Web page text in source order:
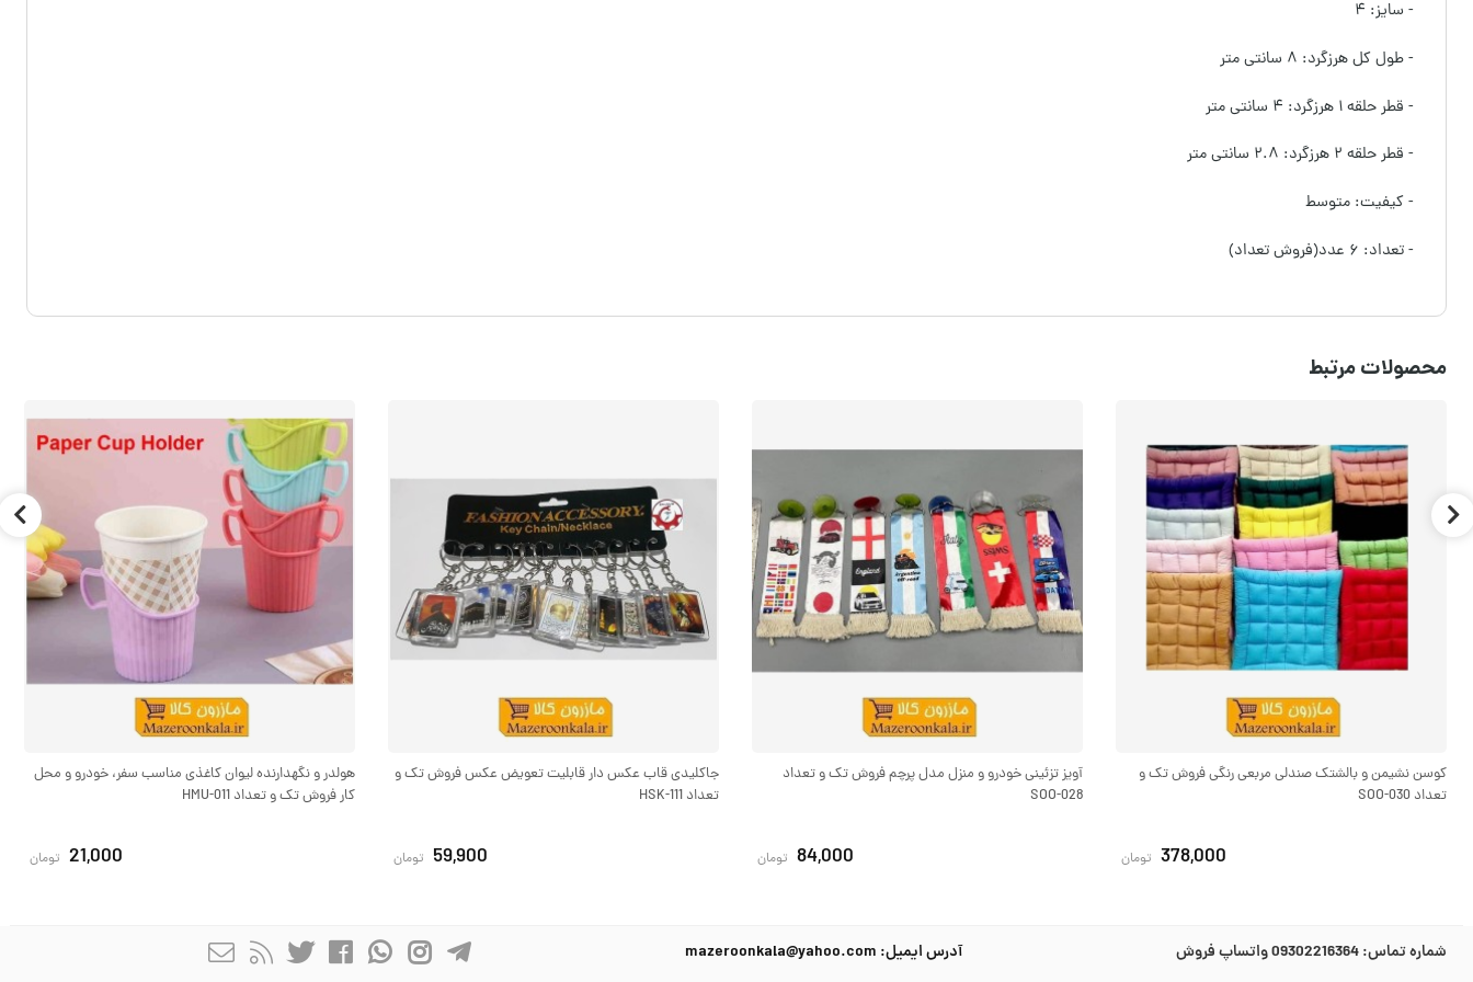
- سایز: ۴
- طول کل هرزگرد: ۸ سانتی متر
- قطر حلقه ۱ هرزگرد: ۴ سانتی متر
- قطر حلقه ۲ هرزگرد: ۲.۸ سانتی متر
- کیفیت: متوسط
- تعداد: ۶ عدد(فروش تعداد)
محصولات مرتبط
کوسن نشیمن و بالشتک صندلی مربعی رنگی فروش تک و
تعداد SOO-030
378,000 تومان
آویز تزئینی خودرو و منزل مدل پرچم فروش‌ تک و تعداد
SOO-028
84,000 تومان
جاکلیدی قاب عکس دار قابلیت تعویض عکس فروش تک و
تعداد HSK-111
59,900 تومان
هولدر و نگهدارنده لیوان کاغذی مناسب سفر، خودرو و محل
کار فروش تک و تعداد HMU-011
21,000 تومان
شماره تماس:09302216364 واتساپ فروش آدرس ایمیل: mazeroonkala@yahoo.com